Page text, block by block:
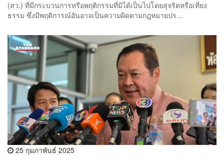
(สว.) ที่มีกระบวนการหรือพฤติกรรมที่มิได้เป็นไปโดยสุจริตหรือเที่ยง
ธรรม ซึ่งมีพฤติการณ์อันอาจเป็นความผิดตามกฎหมายปร...
25 กุมภาพันธ์ 2025